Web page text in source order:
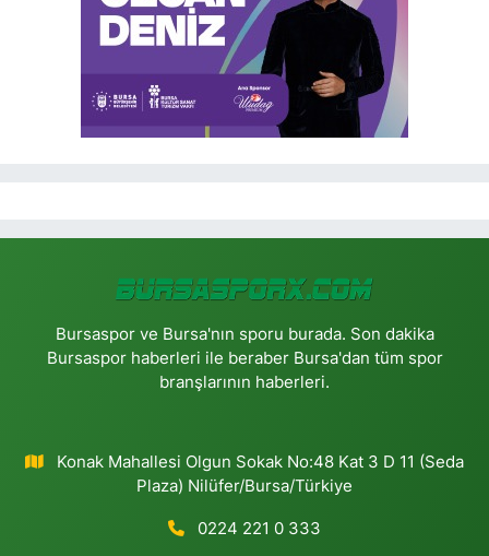
Bursaspor ve Bursa'nın sporu burada. Son dakika
Bursaspor haberleri ile beraber Bursa'dan tüm spor
branşlarının haberleri.
Konak Mahallesi Olgun Sokak No:48 Kat 3 D 11 (Seda
Plaza) Nilüfer/Bursa/Türkiye
0224 221 0 333